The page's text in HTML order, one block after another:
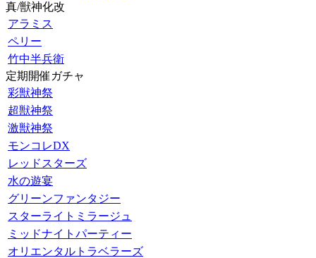
真/獣神化改
アラミス
ペリー
竹中半兵衛
定期開催ガチャ
彩獣神祭
超獣神祭
激獣神祭
モンコレDX
レッドスターズ
水の遊宴
グリーンファンタジー
スターライトミラージュ
ミッドナイトパーティー
オリエンタルトラベラーズ